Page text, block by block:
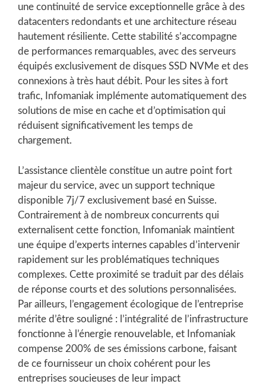
une continuité de service exceptionnelle grâce à des
datacenters redondants et une architecture réseau
hautement résiliente. Cette stabilité s’accompagne
de performances remarquables, avec des serveurs
équipés exclusivement de disques SSD NVMe et des
connexions à très haut débit. Pour les sites à fort
trafic, Infomaniak implémente automatiquement des
solutions de mise en cache et d’optimisation qui
réduisent significativement les temps de
chargement.
L’assistance clientèle constitue un autre point fort
majeur du service, avec un support technique
disponible 7j/7 exclusivement basé en Suisse.
Contrairement à de nombreux concurrents qui
externalisent cette fonction, Infomaniak maintient
une équipe d’experts internes capables d’intervenir
rapidement sur les problématiques techniques
complexes. Cette proximité se traduit par des délais
de réponse courts et des solutions personnalisées.
Par ailleurs, l’engagement écologique de l’entreprise
mérite d’être souligné : l’intégralité de l’infrastructure
fonctionne à l’énergie renouvelable, et Infomaniak
compense 200% de ses émissions carbone, faisant
de ce fournisseur un choix cohérent pour les
entreprises soucieuses de leur impact